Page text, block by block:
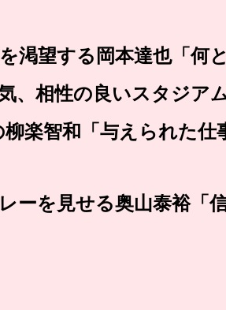
渇望する岡本達也「何
、相性の良いスタジア
楽智和「与えられた
ーを見せる奥山泰裕「